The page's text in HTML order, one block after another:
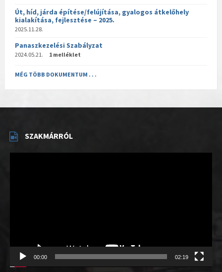
Út, híd, járda építése/felújítása, gyalogos átkelőhely
kialakítása, fejlesztése – 2025.
2025.11.28.
Panaszkezelési Szabályzat
2024.05.21. 1 melléklet
MÉG TÖBB DOKUMENTUM . . .
SZAKMÁRRÓL
00:00 02:19